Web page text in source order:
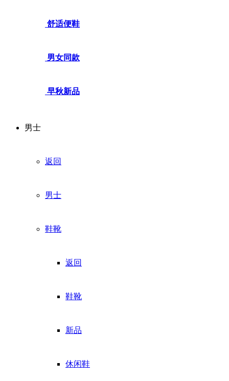
舒适便鞋
男女同款
早秋新品
男士
返回
男士
鞋靴
返回
鞋靴
新品
休闲鞋